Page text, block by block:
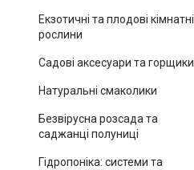
Екзотичні та плодові кімнатні
рослини
Садові аксесуари та горщики
Натуральні смаколики
Безвірусна розсада та
саджанці полуниці
Гідропоніка: системи та